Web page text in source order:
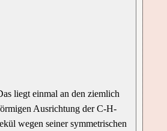
liegt einmal an den ziemlich
Ausrichtung der C-H-
wegen seiner symmetrischen